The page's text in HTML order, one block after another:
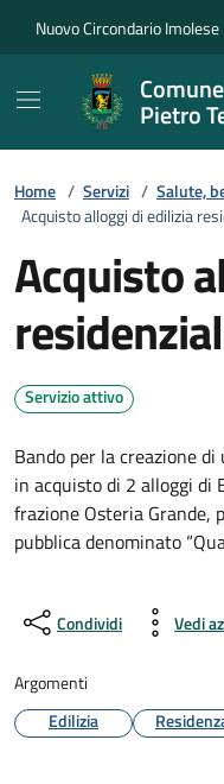
Nuovo Circondario Imolese
Pietro
Home / Servizi / Salute,
Acquisto alloggi di edilizia
Acquisto
Servizio attivo
Bando per la creazione
in acquisto di 2 alloggi di
frazione Osteria Grande,
pubblica denominato
Condividi Vedi
Argomenti
Edilizia